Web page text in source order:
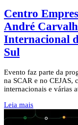
Centro
André
Internacional
Sul
Evento faz parte da
na SCAR e no CEJAS,
internacionais e várias
Leia mais